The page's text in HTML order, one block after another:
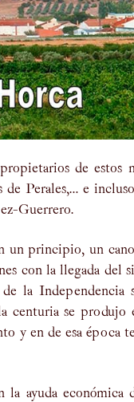
de estos
Perales,… e
Guerrero.
un principio, un
con la llegada del
la Independencia
centuria se produjo
y en de esa época
ayuda económica